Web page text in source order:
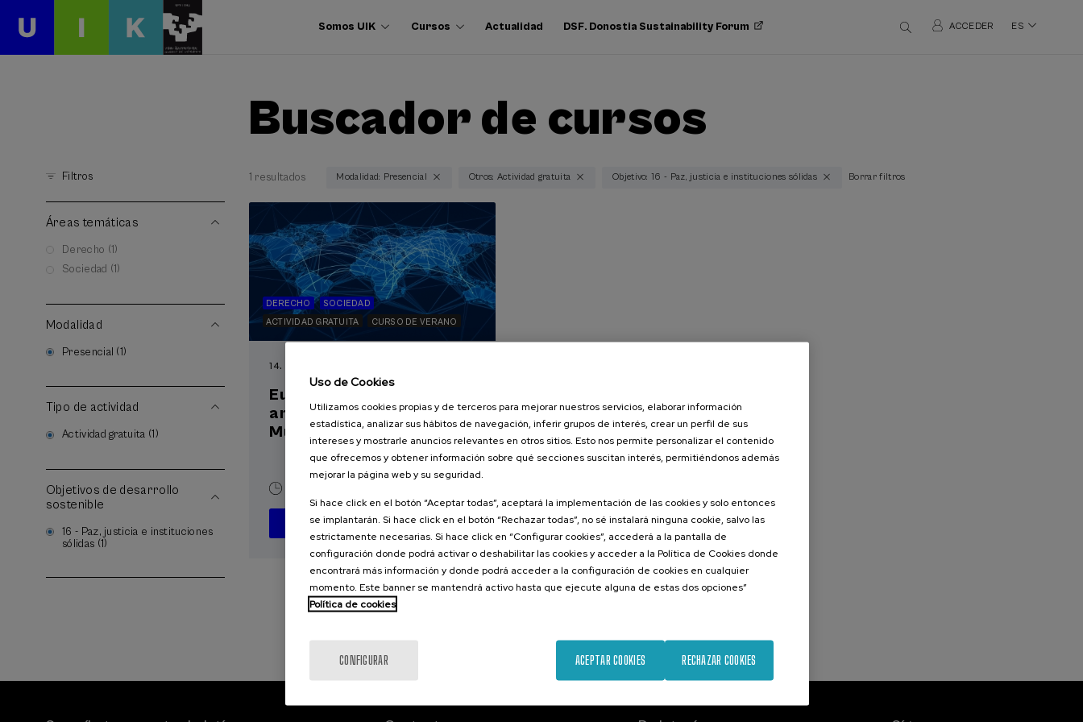
Somos UIK Cursos Actualidad DSF. Donostia Sustainability Forum ACCEDER ES
Buscador de cursos
Filtros
Áreas temáticas
Derecho (1)
Sociedad (1)
Modalidad
Presencial (1)
Tipo de actividad
Actividad gratuita (1)
Objetivos de desarrollo
sostenible
16 - Paz, justicia e instituciones
sólidas (1)
1 resultados Modalidad: Presencial Otros: Actividad gratuita Objetivo: 16 - Paz, justicia e instituciones sólidas Borrar filtros
DERECHO
SOCIEDAD
ACTIVIDAD GRATUITA
CURSO DE VERANO
14. SEP
Europa y el Sur Global
ante el reto de un nuevo
Multilateralismo inclusivo
Gratuito
plazas
pasada
de
espera
de
matrícula
Uso de Cookies
Utilizamos cookies propias y de terceros para mejorar nuestros servicios, elaborar información
estadística, analizar sus hábitos de navegación, inferir grupos de interés, crear un perfil de sus
intereses y mostrarle anuncios relevantes en otros sitios. Esto nos permite personalizar el contenido
que ofrecemos y obtener información sobre qué secciones suscitan interés, permitiéndonos además
mejorar la página web y su seguridad.
Si hace click en el botón “Aceptar todas”, aceptará la implementación de las cookies y solo entonces
se implantarán. Si hace click en el botón “Rechazar todas”, no sé instalará ninguna cookie, salvo las
estrictamente necesarias. Si hace click en “Configurar cookies”, accederá a la pantalla de
configuración donde podrá activar o deshabilitar las cookies y acceder a la Política de Cookies donde
encontrará más información y donde podrá acceder a la configuración de cookies en cualquier
momento. Este banner se mantendrá activo hasta que ejecute alguna de estas dos opciones”
Política de cookies
CONFIGURAR RECHAZAR COOKIES
ACEPTAR COOKIES